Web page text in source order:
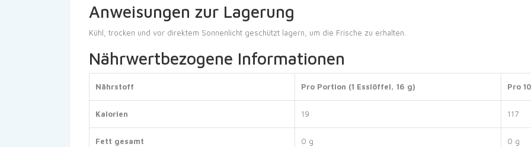
Anweisungen zur Lagerung
Kühl, trocken und vor direktem Sonnenlicht geschützt lagern, um die Frische zu erhalten.
Nährwertbezogene Informationen
Nährstoff Pro Portion (1 Esslöffel, 16 g) Pro
Kalorien 19 117
Fett gesamt 0 g 0 g